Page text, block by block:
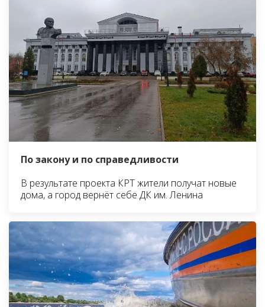
По закону и по справедливости
В результате проекта КРТ жители получат новые
дома, а город вернёт себе ДК им. Ленина